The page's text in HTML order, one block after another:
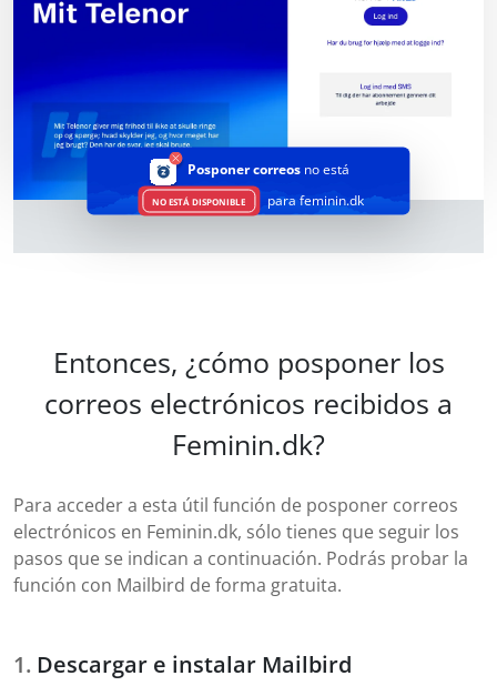
Posponer correos no está
NO ESTÁ DISPONIBLE para feminin.dk
Entonces, ¿cómo posponer los
correos electrónicos recibidos a
Feminin.dk?
Para acceder a esta útil función de posponer correos
electrónicos en Feminin.dk, sólo tienes que seguir los
pasos que se indican a continuación. Podrás probar la
función con Mailbird de forma gratuita.
Descargar e instalar Mailbird